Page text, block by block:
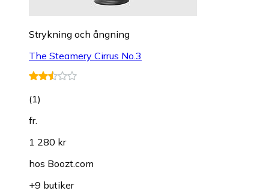
Strykning och ångning
The Steamery Cirrus No.3
(1)
fr.
1 280 kr
hos Boozt.com
+9 butiker